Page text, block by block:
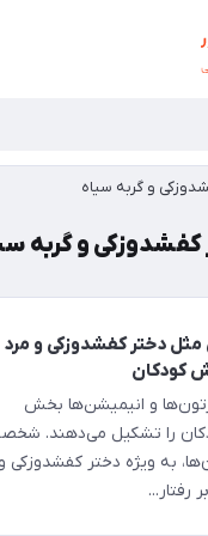
و گربه سیاه
کفشدوزکی و گربه
مثل دختر کفشدوزکی و مرد
کودکان
و انیمیشن‌ها بخش
را تشکیل می‌دهند.
به ویژه دختر کفشدوزکی
رفتار...